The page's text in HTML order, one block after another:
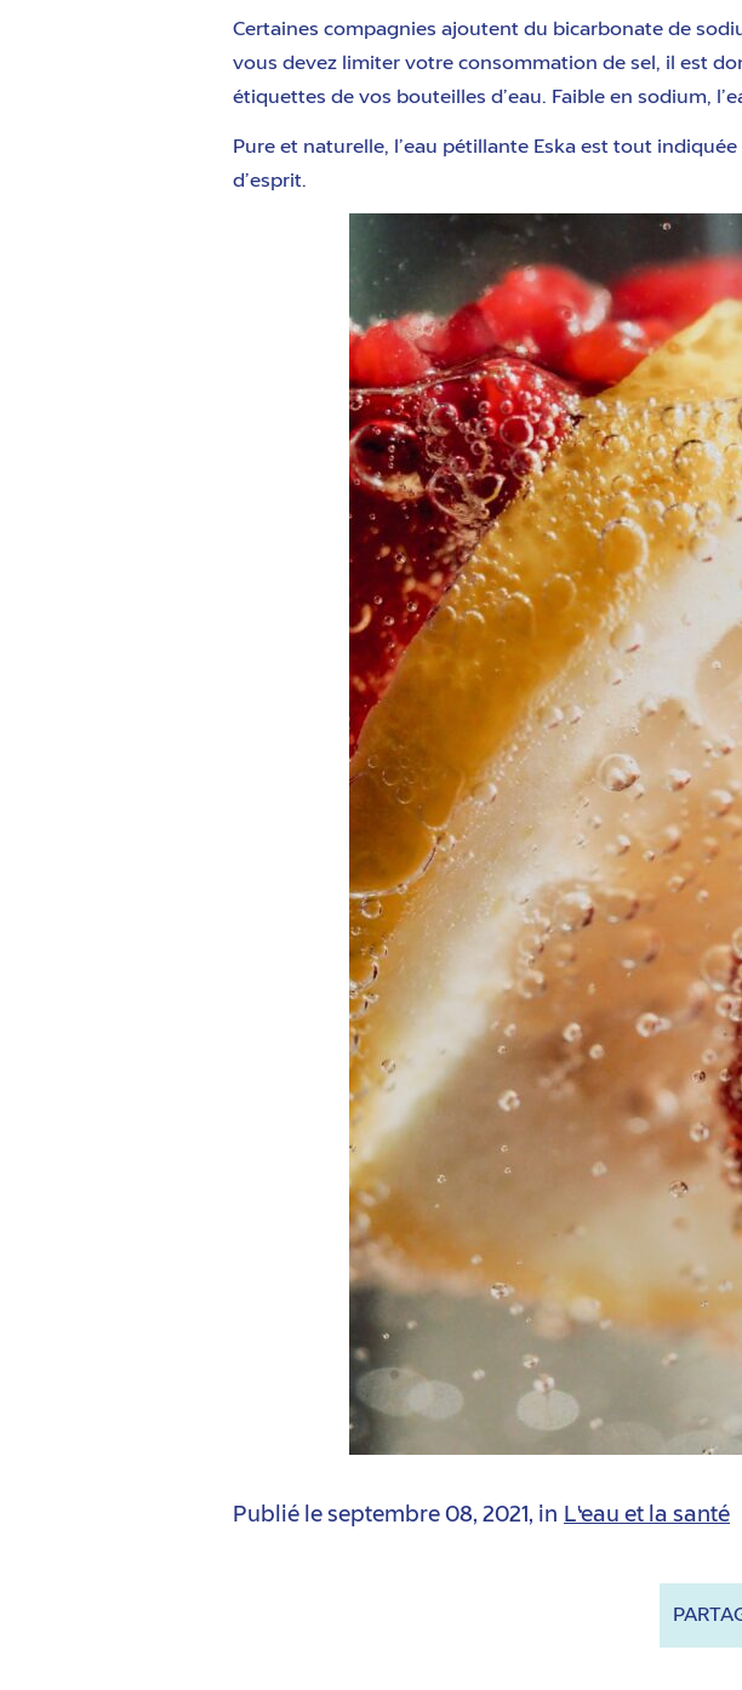
Certaines compagnies ajoutent du bicarbonate de
vous devez limiter votre consommation de sel, il est
étiquettes de vos bouteilles d’eau. Faible en sodium,
Pure et naturelle, l’eau pétillante Eska est tout
d’esprit.
Publié le septembre 08, 2021 , in L'eau et la santé